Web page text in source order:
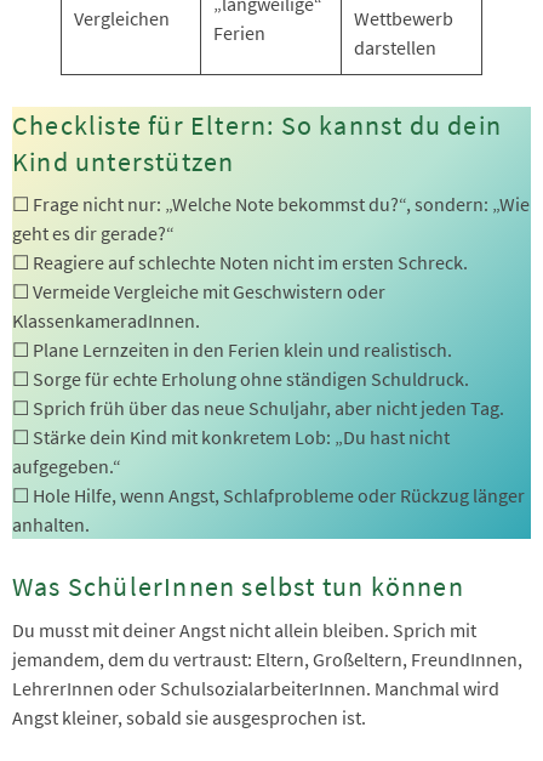
Vergleichen
Ferien
Wettbewerb
darstellen
Checkliste für Eltern: So kannst du dein
Kind unterstützen
☐ Frage nicht nur: „Welche Note bekommst du?“, sondern: „Wie
geht es dir gerade?“
☐ Reagiere auf schlechte Noten nicht im ersten Schreck.
☐ Vermeide Vergleiche mit Geschwistern oder
KlassenkameradInnen.
☐ Plane Lernzeiten in den Ferien klein und realistisch.
☐ Sorge für echte Erholung ohne ständigen Schuldruck.
☐ Sprich früh über das neue Schuljahr, aber nicht jeden Tag.
☐ Stärke dein Kind mit konkretem Lob: „Du hast nicht
aufgegeben.“
☐ Hole Hilfe, wenn Angst, Schlafprobleme oder Rückzug länger
anhalten.
Was SchülerInnen selbst tun können
Du musst mit deiner Angst nicht allein bleiben. Sprich mit
jemandem, dem du vertraust: Eltern, Großeltern, FreundInnen,
LehrerInnen oder SchulsozialarbeiterInnen. Manchmal wird
Angst kleiner, sobald sie ausgesprochen ist.